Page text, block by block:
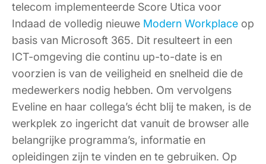
telecom implementeerde Score Utica voor
Indaad de volledig nieuwe Modern Workplace op
basis van Microsoft 365. Dit resulteert in een
ICT-omgeving die continu up-to-date is en
voorzien is van de veiligheid en snelheid die de
medewerkers nodig hebben. Om vervolgens
Eveline en haar collega’s écht blij te maken, is de
werkplek zo ingericht dat vanuit de browser alle
belangrijke programma’s, informatie en
opleidingen zijn te vinden en te gebruiken. Op